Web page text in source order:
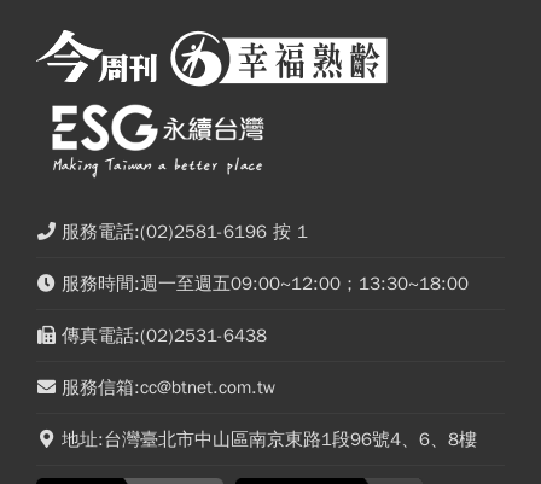
服務電話:(02)2581-6196 按 1
服務時間:週一至週五09:00~12:00；13:30~18:00
傳真電話:(02)2531-6438
服務信箱:cc@btnet.com.tw
地址:台灣臺北市中山區南京東路1段96號4、6、8樓